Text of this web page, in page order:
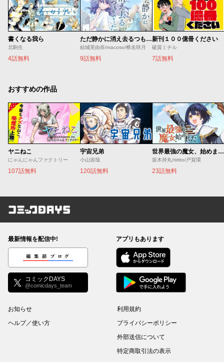
書くなる我ら
北駒生
4話無料
ただ静かに消え去るつもりでした
結城芙由奈/macoso/椎名咲月
9話無料
新刊１００億冊ください
破賀ミチル
7話無料
おすすめの作品
ヤニねこ
にゃんにゃんファクトリー
107話無料
宇宙兄弟
小山宙哉
120話無料
世界最強の魔女、始めました ～私だけ『攻略サイト』を見れる世界で自由に生きます～
坂木持丸/riritto/戸賀環
23話無料
コミックDAYS
最新情報を配信中!
編集部ブログ
コミックDAYS
@comicdays_team
アプリもあります
お知らせ
ヘルプ／使い方
利用規約
プライバシーポリシー
外部送信について
特定商取引法の表示